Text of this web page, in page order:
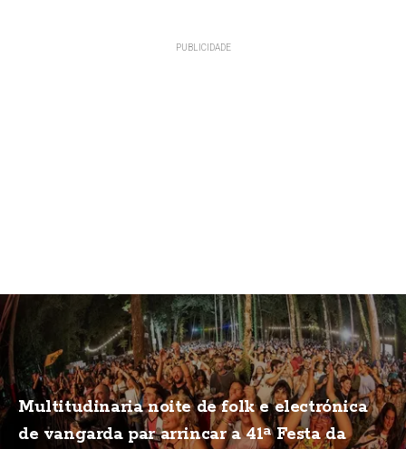
Multitudinaria noite de folk e electrónica
de vangarda par arrincar a 41ª Festa da